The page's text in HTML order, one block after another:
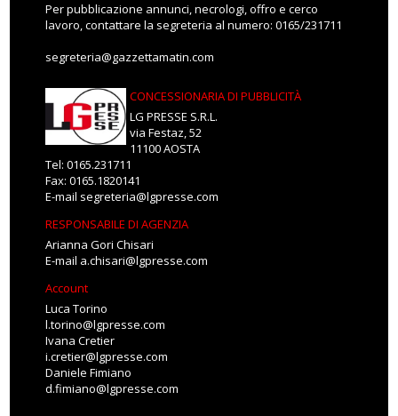
Per pubblicazione annunci, necrologi, offro e cerco
lavoro, contattare la segreteria al numero: 0165/231711
segreteria@gazzettamatin.com
CONCESSIONARIA DI PUBBLICITÀ
LG PRESSE S.R.L.
via Festaz, 52
11100 AOSTA
Tel: 0165.231711
Fax: 0165.1820141
E-mail segreteria@lgpresse.com
RESPONSABILE DI AGENZIA
Arianna Gori Chisari
E-mail a.chisari@lgpresse.com
Account
Luca Torino
l.torino@lgpresse.com
Ivana Cretier
i.cretier@lgpresse.com
Daniele Fimiano
d.fimiano@lgpresse.com